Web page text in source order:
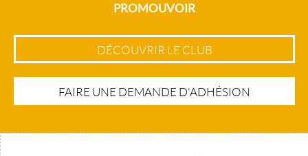
PROMOUVOIR
DÉCOUVRIR LE CLUB
FAIRE UNE DEMANDE D'ADHÉSION